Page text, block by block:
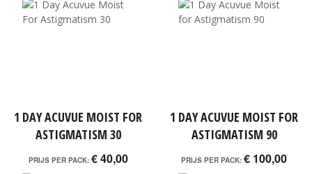
1 DAY ACUVUE MOIST FOR
ASTIGMATISM 30
PRIJS PER PACK: € 40,00
1 DAY ACUVUE MOIST FOR
ASTIGMATISM 90
PRIJS PER PACK: € 100,00